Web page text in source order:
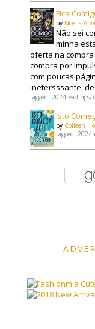
Fica
by Noelia
Não sei
minha
oferta na
compra por
com poucas
inetersssante,
tagged: 2024readings,
Isto
by Colleen
tagged: